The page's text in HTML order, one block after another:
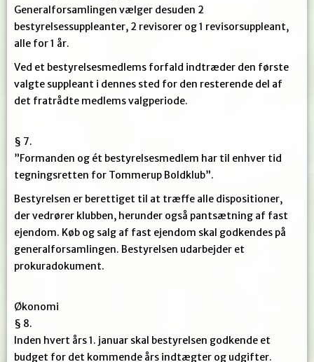
Generalforsamlingen vælger desuden 2
bestyrelsessuppleanter, 2 revisorer og 1 revisorsuppleant,
alle for 1 år.
Ved et bestyrelsesmedlems forfald indtræder den første
valgte suppleant i dennes sted for den resterende del af
det fratrådte medlems valgperiode.
§ 7.
”Formanden og ét bestyrelsesmedlem har til enhver tid
tegningsretten for Tommerup Boldklub”.
Bestyrelsen er berettiget til at træffe alle dispositioner,
der vedrører klubben, herunder også pantsætning af fast
ejendom. Køb og salg af fast ejendom skal godkendes på
generalforsamlingen. Bestyrelsen udarbejder et
prokuradokument.
Økonomi
§ 8.
Inden hvert års 1. januar skal bestyrelsen godkende et
budget for det kommende års indtægter og udgifter.